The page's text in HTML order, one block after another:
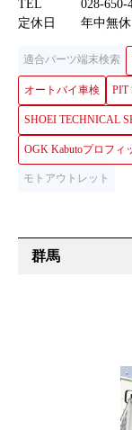
TEL
028-650-
定休日
年中無休
適合パーツ端末検索
オートバイ車検 PIT
SHOEI TECHNICAL
OGK Kabutoプロフィ
モトアウトレット
群馬